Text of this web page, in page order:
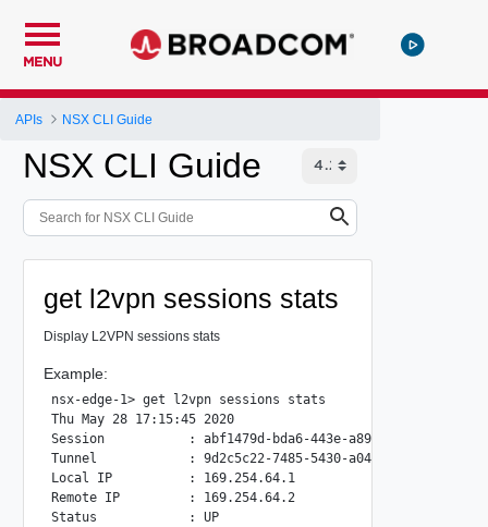
MENU
APIs NSX CLI Guide
NSX CLI Guide
get l2vpn sessions stats
Display L2VPN sessions stats
Example:
nsx-edge-1> get l2vpn sessions stats
Thu May 28 17:15:45 2020
Session           : abf1479d-bda6-443e-a890-5af0904368e4
Tunnel            : 9d2c5c22-7485-5430-a04a-48853eedc37d
Local IP          : 169.254.64.1
Remote IP         : 169.254.64.2
Status            : UP